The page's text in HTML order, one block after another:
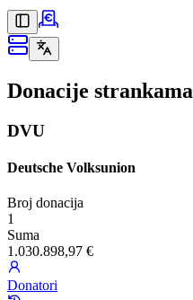
Donacije strankama
DVU
Deutsche Volksunion
Broj donacija
1
Suma
1.030.898,97 €
Donatori